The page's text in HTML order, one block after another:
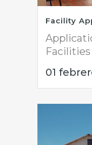
Facility
Facilities
01